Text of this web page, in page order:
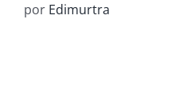
por Edimurtra